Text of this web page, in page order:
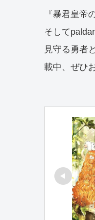
『暴君皇帝
そして
見守る勇者
載中、ぜひ